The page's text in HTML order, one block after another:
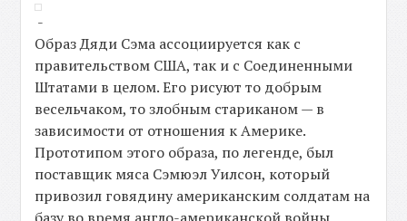
-
Образ Дяди Сэма ассоциируется как с
правительством США, так и с Соединенными
Штатами в целом. Его рисуют то добрым
весельчаком, то злобным стариканом — в
зависимости от отношения к Америке.
Прототипом этого образа, по легенде, был
поставщик мяса Сэмюэл Уилсон, который
привозил говядину американским солдатам на